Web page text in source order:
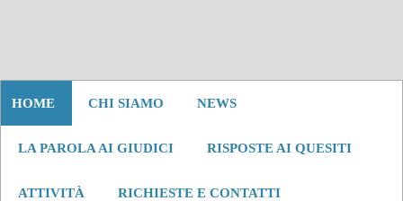
HOME CHI SIAMO NEWS
LA PAROLA AI GIUDICI RISPOSTE AI QUESITI
ATTIVITÀ RICHIESTE E CONTATTI